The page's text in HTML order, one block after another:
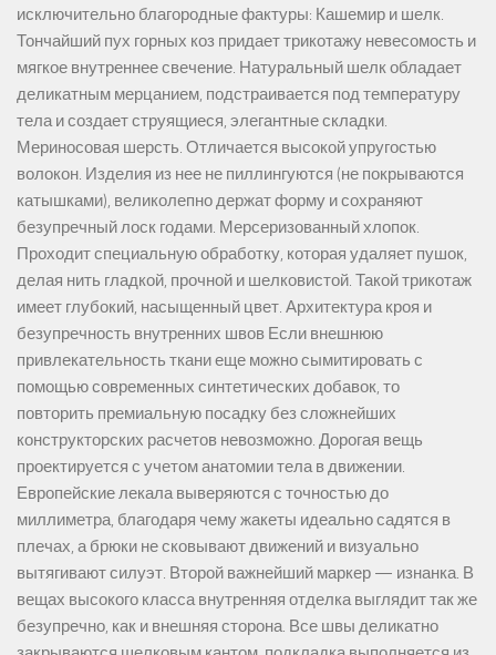
исключительно благородные фактуры: Кашемир и шелк.
Тончайший пух горных коз придает трикотажу невесомость и
мягкое внутреннее свечение. Натуральный шелк обладает
деликатным мерцанием, подстраивается под температуру
тела и создает струящиеся, элегантные складки.
Мериносовая шерсть. Отличается высокой упругостью
волокон. Изделия из нее не пиллингуются (не покрываются
катышками), великолепно держат форму и сохраняют
безупречный лоск годами. Мерсеризованный хлопок.
Проходит специальную обработку, которая удаляет пушок,
делая нить гладкой, прочной и шелковистой. Такой трикотаж
имеет глубокий, насыщенный цвет. Архитектура кроя и
безупречность внутренних швов Если внешнюю
привлекательность ткани еще можно сымитировать с
помощью современных синтетических добавок, то
повторить премиальную посадку без сложнейших
конструкторских расчетов невозможно. Дорогая вещь
проектируется с учетом анатомии тела в движении.
Европейские лекала выверяются с точностью до
миллиметра, благодаря чему жакеты идеально садятся в
плечах, а брюки не сковывают движений и визуально
вытягивают силуэт. Второй важнейший маркер — изнанка. В
вещах высокого класса внутренняя отделка выглядит так же
безупречно, как и внешняя сторона. Все швы деликатно